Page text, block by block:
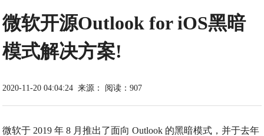
微软开源Outlook for iOS黑暗
模式解决方案!
2020-11-20 04:04:24 来源： 阅读：907
微软于 2019 年 8 月推出了面向 Outlook 的黑暗模式，并于去年